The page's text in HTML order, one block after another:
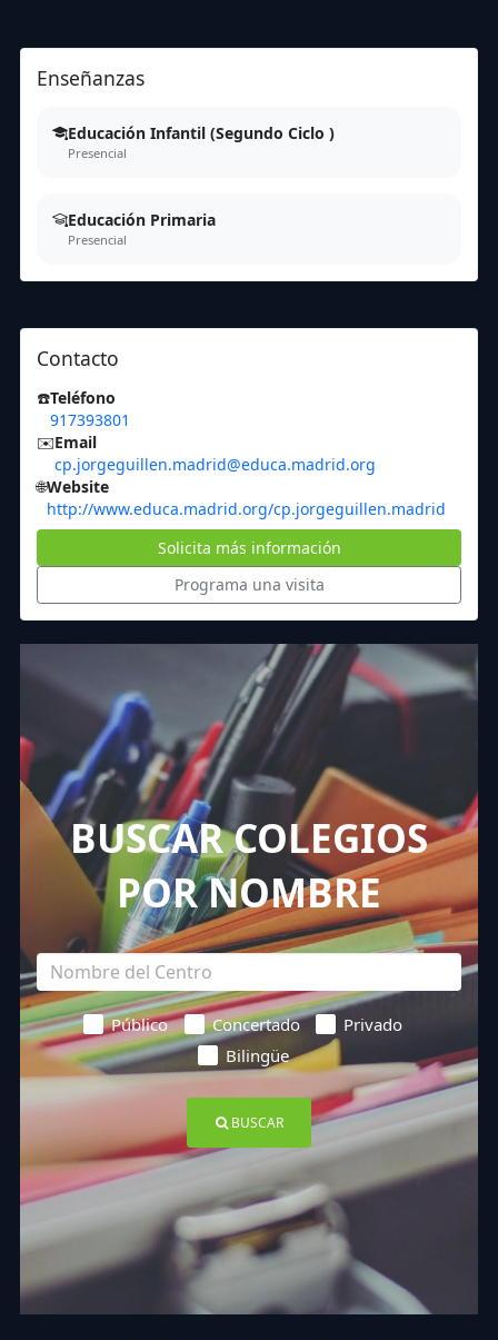
Enseñanzas
Educación Infantil (Segundo Ciclo )
Presencial
Educación Primaria
Presencial
Contacto
☎️Teléfono
917393801
✉️Email
cp.jorgeguillen.madrid@educa.madrid.org
🌐Website
http://www.educa.madrid.org/cp.jorgeguillen.madrid
Solicita más información
Programa una visita
BUSCAR COLEGIOS
POR NOMBRE
Público Concertado
Privado
Bilingüe
BUSCAR